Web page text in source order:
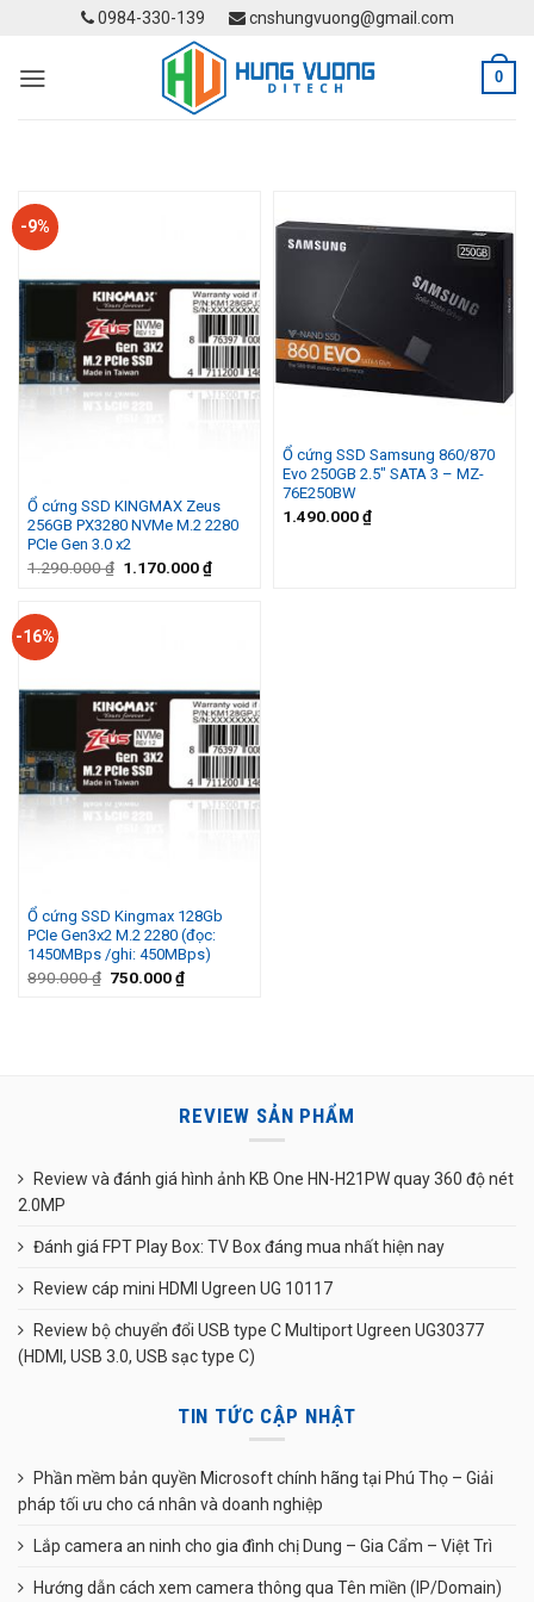
content
0984-330-139 cnshungvuong@gmail.com
0
-9%
Ổ cứng SSD KINGMAX Zeus
256GB PX3280 NVMe M.2 2280
PCIe Gen 3.0 x2
1.290.000₫ Giá
1.170.000₫Giá
Ổ cứng SSD Samsung 860/870
Evo 250GB 2.5″ SATA 3 – MZ-
76E250BW
1.490.000₫
-16%
Ổ cứng SSD Kingmax 128Gb
PCIe Gen3x2 M.2 2280 (đọc:
1450MBps /ghi: 450MBps)
890.000₫ Giá
750.000₫Giá
REVIEW SẢN PHẨM
Review và đánh giá hình ảnh KB One HN-H21PW quay 360 độ nét
2.0MP
Đánh giá FPT Play Box: TV Box đáng mua nhất hiện nay
Review cáp mini HDMI Ugreen UG 10117
Review bộ chuyển đổi USB type C Multiport Ugreen UG30377
(HDMI, USB 3.0, USB sạc type C)
TIN TỨC CẬP NHẬT
Phần mềm bản quyền Microsoft chính hãng tại Phú Thọ – Giải
pháp tối ưu cho cá nhân và doanh nghiệp
Lắp camera an ninh cho gia đình chị Dung – Gia Cẩm – Việt Trì
Hướng dẫn cách xem camera thông qua Tên miền (IP/Domain)